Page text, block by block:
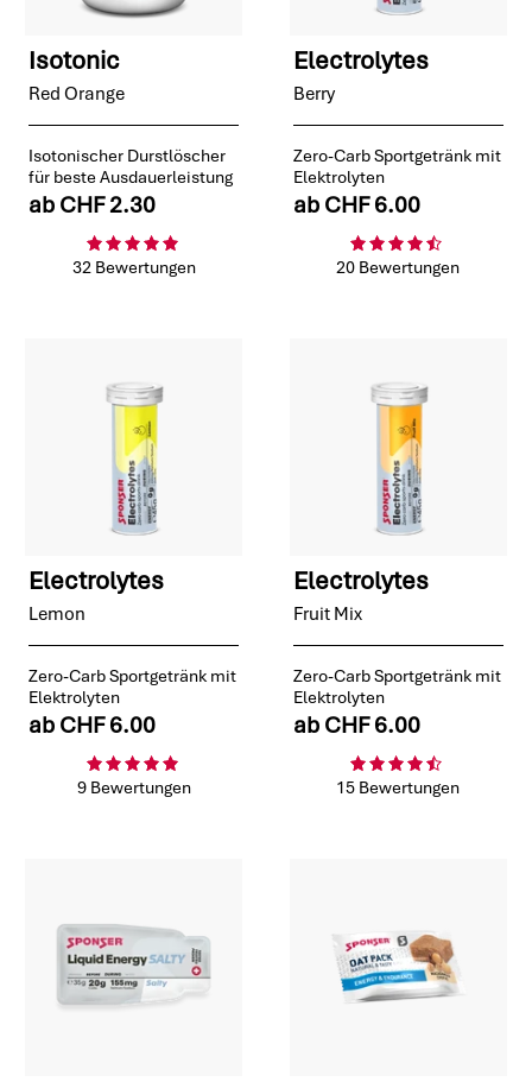
Isotonic
Red Orange
Isotonischer Durstlöscher
für beste Ausdauerleistung
ab CHF 2.30
32 Bewertungen
Electrolytes
Berry
Zero-Carb Sportgetränk mit
Elektrolyten
ab CHF 6.00
20 Bewertungen
Electrolytes
Lemon
Zero-Carb Sportgetränk mit
Elektrolyten
ab CHF 6.00
9 Bewertungen
Electrolytes
Fruit Mix
Zero-Carb Sportgetränk mit
Elektrolyten
ab CHF 6.00
15 Bewertungen